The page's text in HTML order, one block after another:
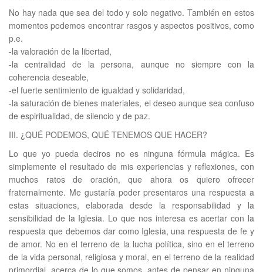
No hay nada que sea del todo y solo negativo. También en estos
momentos podemos encontrar rasgos y aspectos positivos, como
p.e.
-la valoración de la libertad,
-la centralidad de la persona, aunque no siempre con la
coherencia deseable,
-el fuerte sentimiento de igualdad y solidaridad,
-la saturación de bienes materiales, el deseo aunque sea confuso
de espiritualidad, de silencio y de paz.
III. ¿QUÉ PODEMOS, QUÉ TENEMOS QUE HACER?
Lo que yo pueda deciros no es ninguna fórmula mágica. Es
simplemente el resultado de mis experiencias y reflexiones, con
muchos ratos de oración, que ahora os quiero ofrecer
fraternalmente. Me gustaría poder presentaros una respuesta a
estas situaciones, elaborada desde la responsabilidad y la
sensibilidad de la Iglesia. Lo que nos interesa es acertar con la
respuesta que debemos dar como Iglesia, una respuesta de fe y
de amor. No en el terreno de la lucha política, sino en el terreno
de la vida personal, religiosa y moral, en el terreno de la realidad
primordial, acerca de lo que somos, antes de pensar en ninguna